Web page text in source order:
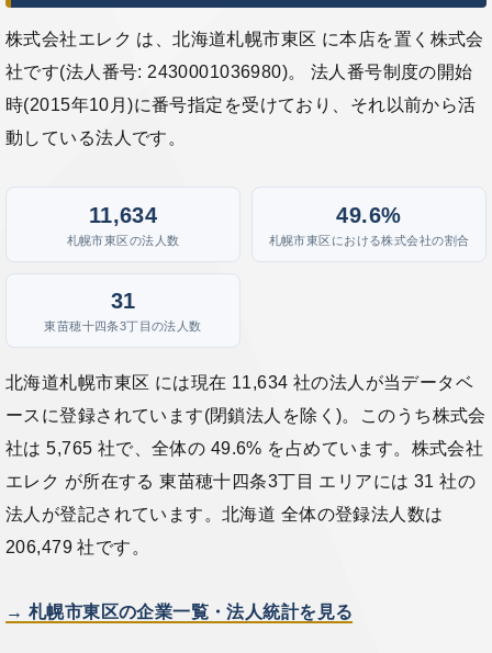
株式会社エレク は、北海道札幌市東区 に本店を置く株式会
社です(法人番号: 2430001036980)。 法人番号制度の開始
時(2015年10月)に番号指定を受けており、それ以前から活
動している法人です。
11,634
札幌市東区の法人数
49.6%
札幌市東区における株式会社の割合
31
東苗穂十四条3丁目の法人数
北海道札幌市東区 には現在 11,634 社の法人が当データベ
ースに登録されています(閉鎖法人を除く)。このうち株式会
社は 5,765 社で、全体の 49.6% を占めています。株式会社
エレク が所在する 東苗穂十四条3丁目 エリアには 31 社の
法人が登記されています。北海道 全体の登録法人数は
206,479 社です。
→ 札幌市東区の企業一覧・法人統計を見る